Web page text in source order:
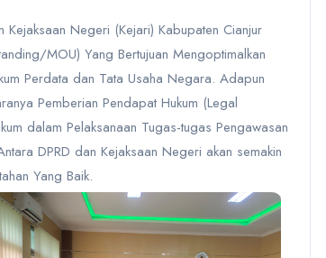
Kejaksaan Negeri (Kejari) Kabupaten Cianjur
MOU) Yang Bertujuan Mengoptimalkan
Perdata dan Tata Usaha Negara. Adapun
Pemberian Pendapat Hukum (Legal
dalam Pelaksanaan Tugas-tugas Pengawasan
DPRD dan Kejaksaan Negeri akan semakin
Yang Baik.